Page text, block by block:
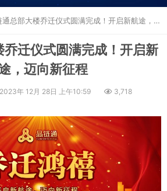
总部大楼乔迁仪式圆满完成！开启新航途，迈向新征程
乔迁仪式圆满完成！开启新
，迈向新征程
2023年 12月 28日 上午10:59 3,718